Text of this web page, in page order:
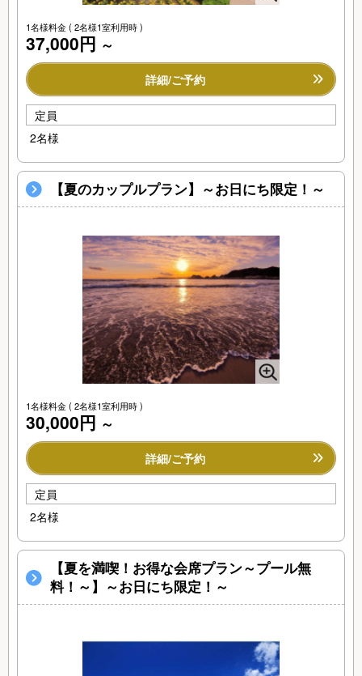
1名様料金( 2名様1室利用時 )
37,000円 ～
詳細/ご予約
定員
2名様
【夏のカップルプラン】～お日にち限定！～
1名様料金( 2名様1室利用時 )
30,000円 ～
詳細/ご予約
定員
2名様
【夏を満喫！お得な会席プラン～プール無
料！～】～お日にち限定！～